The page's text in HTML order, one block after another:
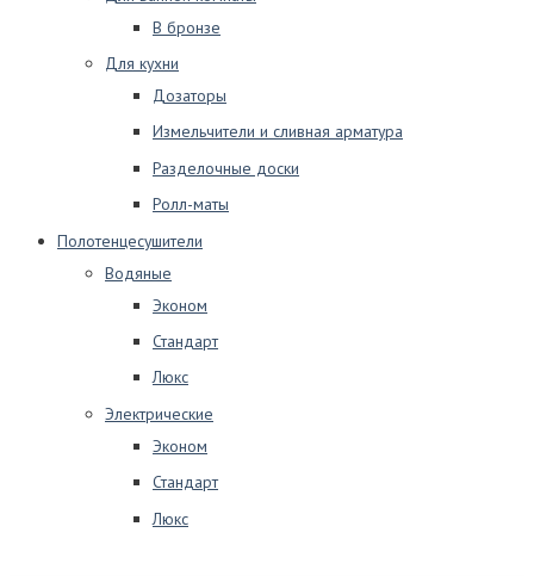
В бронзе
Для кухни
Дозаторы
Измельчители и сливная арматура
Разделочные доски
Ролл-маты
Полотенцесушители
Водяные
Эконом
Стандарт
Люкс
Электрические
Эконом
Стандарт
Люкс